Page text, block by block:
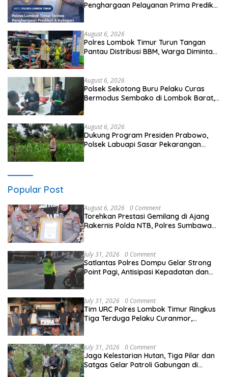
Penghargaan Pelayanan Prima Predikat
August 6, 2026
Polres Lombok Timur Turun Tangan
Pantau Distribusi BBM, Warga Diminta
August 6, 2026
Polsek Sekotong Buru Pelaku Curas
Bermodus Sembako di Lombok Barat,
August 6, 2026
Dukung Program Presiden Prabowo,
Polsek Labuapi Sasar Pekarangan
Popular Post
August 6, 2026 0 Comment
Torehkan Prestasi Gemilang di Ajang
Rakernis Polda NTB, Polres Sumbawa
July 31, 2026 0 Comment
Satlantas Polres Dompu Gelar Strong
Point Pagi, Antisipasi Kepadatan dan
July 31, 2026 0 Comment
Tim URC Polres Lombok Timur Ringkus
Tiga Terduga Pelaku Curanmor,
July 31, 2026 0 Comment
Jaga Kelestarian Hutan, Tiga Pilar dan
Satgas Gelar Patroli Gabungan di